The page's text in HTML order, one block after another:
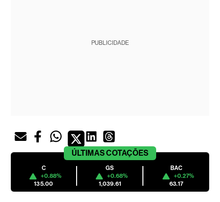
PUBLICIDADE
ÚLTIMASCOTAÇÕES
C
+0.88%
135.00
GS
+0.68%
1,039.61
BAC
+0.27%
63.17